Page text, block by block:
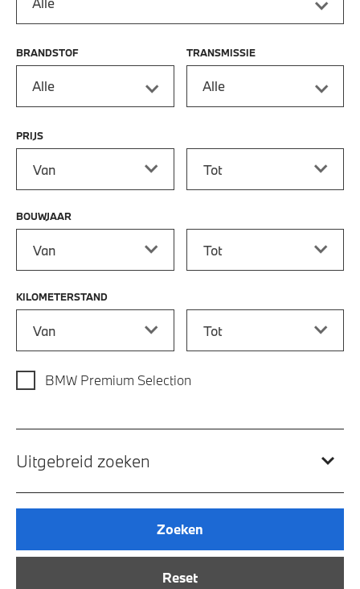
BRANDSTOF
Alle
TRANSMISSIE
Alle
PRIJS
BOUWJAAR
KILOMETERSTAND
BMW Premium Selection
Uitgebreid zoeken
Reset
Zoeken